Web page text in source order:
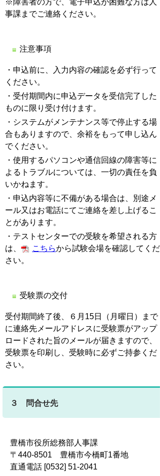
※障害者の方で、電子申込が困難な方は人
事課までご連絡ください。
注意事項
・申込前に、入力内容の確認を必ず行って
ください。
・受付期間内に申込データを受信完了した
ものに限り受け付けます。
・システムがメンテナンス等で停止する場
合もありますので、余裕をもって申し込ん
でください。
・使用するパソコンや通信回線の障害等に
よるトラブルについては、一切の責任を負
いかねます。
・申込内容等に不備がある場合は、別途メ
ール又はお電話にてご連絡を差し上げるこ
とがあります。
・テストセンターでの受験を希望される方
は、
こちらから試験会場を確認してくだ
さい。
受験票の交付
受付期間終了後、６月15日（月曜日）まで
に連絡先メールアドレスに受験票がアップ
ロードされた旨のメールが届きますので、
受験票を印刷し、受験時に必ずご持参くだ
さい。
３ 問合せ先
豊橋市役所総務部人事課
〒440-8501 豊橋市今橋町1番地
直通電話 [0532] 51-2041